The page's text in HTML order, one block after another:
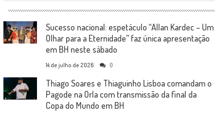
Sucesso nacional: espetáculo “Allan Kardec – Um
Olhar para a Eternidade” faz única apresentação
em BH neste sábado
14 de julho de 2026 0
Thiago Soares e Thiaguinho Lisboa comandam o
Pagode na Orla com transmissão da final da
Copa do Mundo em BH